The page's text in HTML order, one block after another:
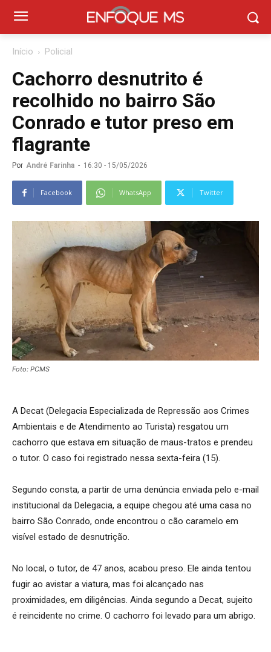
Início Policial
Cachorro desnutrito é
recolhido no bairro São
Conrado e tutor preso em
flagrante
Por André Farinha - 16:30 - 15/05/2026
Facebook WhatsApp Twitter
Foto: PCMS
A Decat (Delegacia Especializada de Repressão aos Crimes
Ambientais e de Atendimento ao Turista) resgatou um
cachorro que estava em situação de maus-tratos e prendeu
o tutor. O caso foi registrado nessa sexta-feira (15).
Segundo consta, a partir de uma denúncia enviada pelo e-mail
institucional da Delegacia, a equipe chegou até uma casa no
bairro São Conrado, onde encontrou o cão caramelo em
visível estado de desnutrição.
No local, o tutor, de 47 anos, acabou preso. Ele ainda tentou
fugir ao avistar a viatura, mas foi alcançado nas
proximidades, em diligências. Ainda segundo a Decat, sujeito
é reincidente no crime. O cachorro foi levado para um abrigo.